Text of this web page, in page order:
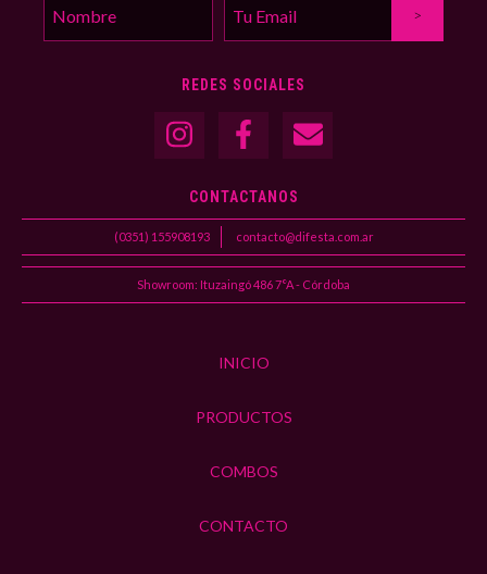
REDES SOCIALES
CONTACTANOS
(0351) 155908193 contacto@difesta.com.ar
Showroom: Ituzaingó 486 7°A - Córdoba
INICIO
PRODUCTOS
COMBOS
CONTACTO